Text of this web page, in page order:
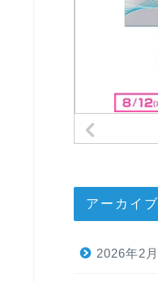
アーカイブ
2026年2月